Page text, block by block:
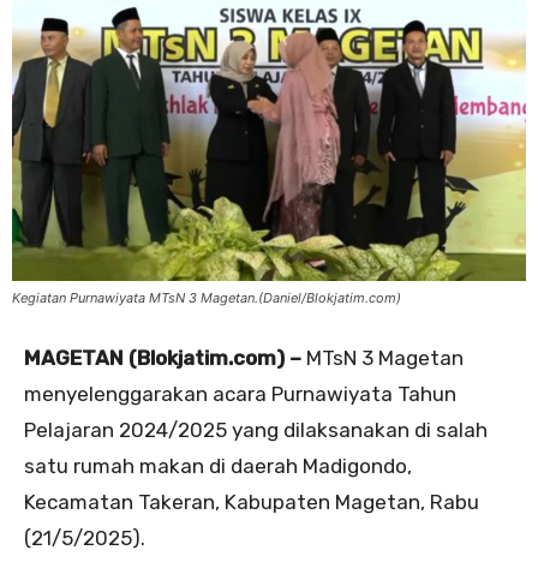
Kegiatan Purnawiyata MTsN 3 Magetan.(Daniel/Blokjatim.com)
MAGETAN (Blokjatim.com) – MTsN 3 Magetan
menyelenggarakan acara Purnawiyata Tahun
Pelajaran 2024/2025 yang dilaksanakan di salah
satu rumah makan di daerah Madigondo,
Kecamatan Takeran, Kabupaten Magetan, Rabu
(21/5/2025).